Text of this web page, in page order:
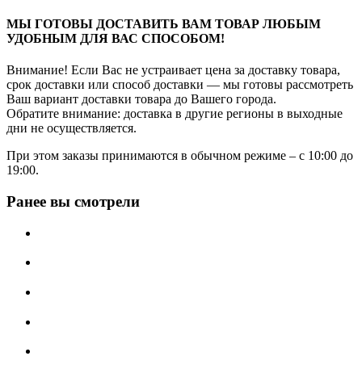
МЫ ГОТОВЫ ДОСТАВИТЬ ВАМ ТОВАР ЛЮБЫМ
УДОБНЫМ ДЛЯ ВАС СПОСОБОМ!
Внимание! Если Вас не устраивает цена за доставку товара,
срок доставки или способ доставки — мы готовы рассмотреть
Ваш вариант доставки товара до Вашего города.
Обратите внимание: доставка в другие регионы в выходные
дни не осуществляется.
При этом заказы принимаются в обычном режиме – с 10:00 до
19:00.
Ранее вы смотрели